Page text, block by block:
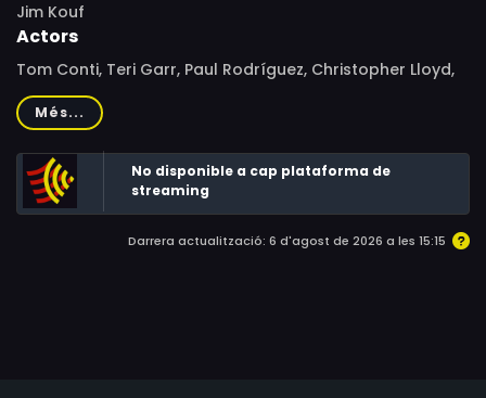
Jim Kouf
Actors
Tom Conti, Teri Garr, Paul Rodríguez, Christopher Lloyd,
Adalberto Martínez, Jorge Russek, Jorge Reynoso, Zaide
Silvia Gutiérrez, Ken Lerner, Charles Rocket, Susan
Wheeler Duff, Barbara Whinnery
Més...
No disponible a cap plataforma de
streaming
Darrera actualització: 6 d'agost de 2026 a les 15:15